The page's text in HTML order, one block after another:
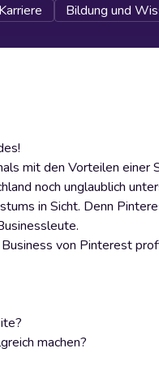
Bildung und
mit den Vorteilen einer
noch unglaublich
in Sicht. Denn
von Pinterest
machen?